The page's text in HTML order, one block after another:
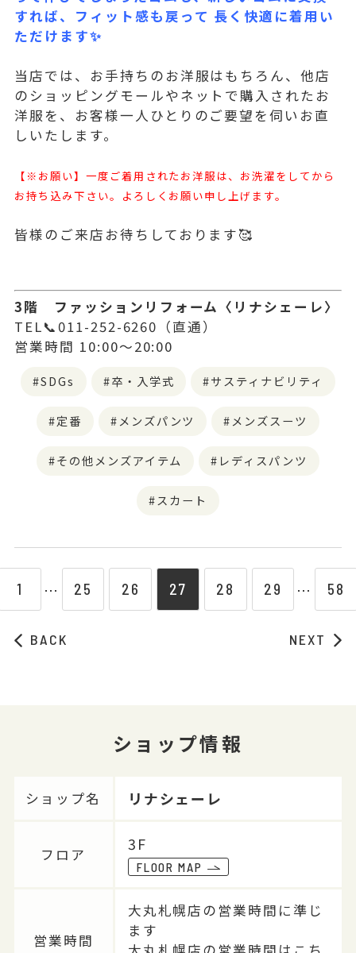
すれば、フィット感も戻って 長く快適に着用い
ただけます✨
当店では、お手持ちのお洋服はもちろん、他店
のショッピングモールやネットで購入されたお
洋服を、お客様一人ひとりのご要望を伺いお直
しいたします。
【※お願い】一度ご着用されたお洋服は、お洗濯をしてから
お持ち込み下さい。よろしくお願い申し上げます。
皆様のご来店お待ちしております🥰
3階 ファッションリフォーム〈リナシェーレ〉
TEL📞011-252-6260（直通）
営業時間 10:00～20:00
SDGs 卒・入学式 サスティナビリティ
定番 メンズパンツ メンズスーツ
その他メンズアイテム レディスパンツ
スカート
BACK
1 ⋯ 25 26 27 28 29 ⋯ 58
NEXT
ショップ情報
ショップ名 リナシェーレ
フロア
3F
FLOOR MAP
営業時間
大丸札幌店の営業時間に準じ
ます